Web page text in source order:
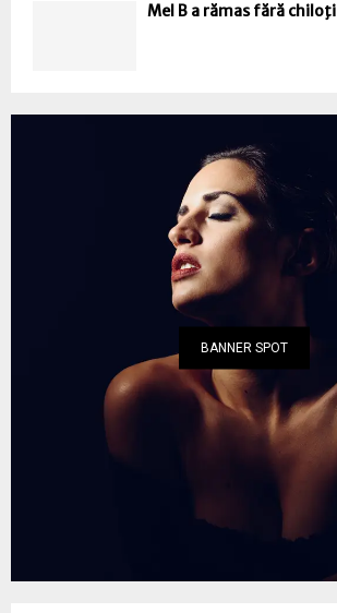
Mel B a rămas fără chiloţi
BANNER SPOT